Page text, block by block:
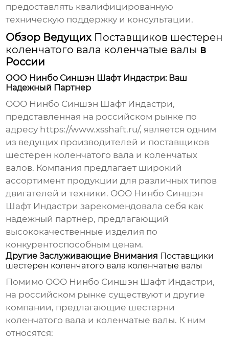
предоставлять квалифицированную
техническую поддержку и консультации.
Обзор Ведущих Поставщиков шестерен
коленчатого вала коленчатые валы в
России
ООО Нинбо Синшэн Шафт Индастри: Ваш
Надежный Партнер
ООО Нинбо Синшэн Шафт Индастри,
представленная на российском рынке по
адресу https://www.xsshaft.ru/, является одним
из ведущих производителей и поставщиков
шестерен коленчатого вала и коленчатых
валов. Компания предлагает широкий
ассортимент продукции для различных типов
двигателей и техники. ООО Нинбо Синшэн
Шафт Индастри зарекомендовала себя как
надежный партнер, предлагающий
высококачественные изделия по
конкурентоспособным ценам.
Другие Заслуживающие Внимания Поставщики
шестерен коленчатого вала коленчатые валы
Помимо ООО Нинбо Синшэн Шафт Индастри,
на российском рынке существуют и другие
компании, предлагающие шестерни
коленчатого вала и коленчатые валы. К ним
относятся: